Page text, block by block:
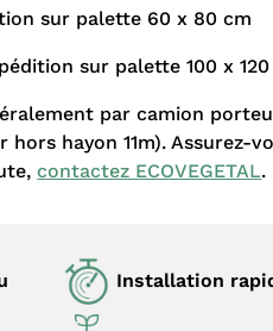
sur palette 60 x 80 cm
sur palette 100 x
par camion
hayon 11m). Assurez-
contactez ECOVEGETAL.
Installation